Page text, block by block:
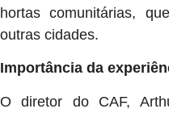
hortas comunitárias,
outras cidades.
Importância da
O diretor do CAF,